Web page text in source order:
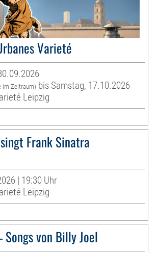
Varieté
im Zeitraum) bis Samstag, 17.10.2026
Leipzig
Frank Sinatra
| 19:30 Uhr
Leipzig
Songs von Billy Joel